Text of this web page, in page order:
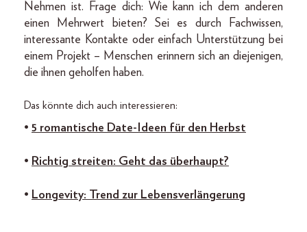
Nehmen ist. Frage dich: Wie kann ich dem anderen
einen Mehrwert bieten? Sei es durch Fachwissen,
interessante Kontakte oder einfach Unterstützung bei
einem Projekt – Menschen erinnern sich an diejenigen,
die ihnen geholfen haben.
Das könnte dich auch interessieren:
• 5 romantische Date-Ideen für den Herbst
• Richtig streiten: Geht das überhaupt?
• Longevity: Trend zur Lebensverlängerung